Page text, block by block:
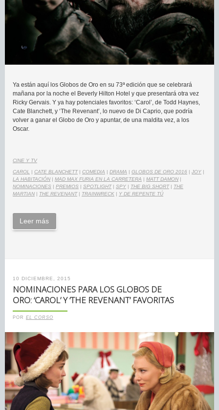
Ya están aquí los Globos de Oro en su 73ª edición que se celebrará
mañana por la noche el Beverly Hilton Hotel y que presentará otra vez
Ricky Gervais. Y ya hay potenciales favoritos: ‘Carol’, de Todd Haynes,
Cate Blanchett, y ‘The Revenant’, lo nuevo de Di Caprio, que podría
volver a ganar el Globo de Oro y apuntar, de una maldita vez, a los
Oscar.
CINE Y TV
CAROL | CATE BLANCHETT| COMEDIA | DRAMA | GLOBOS DE ORO 2016 | JOY |
LA HABITACIÓN | MAD MAX FURIA EN LA CARRETERA | MATT DAMON |
NOMINACIONES | PREMIOS | SPOTLIGHT| SPY | THE BIG SHORT| THE
MARTIAN | THE REVENANT| TRAINWRECK | Y DE REPENTE TÚ
Leer más
10 DICIEMBRE, 2015
NOMINACIONES PARA LOS GLOBOS DE
ORO: ‘CAROL’ Y ‘THE REVENANT’ FAVORITAS
POR EL CORSO